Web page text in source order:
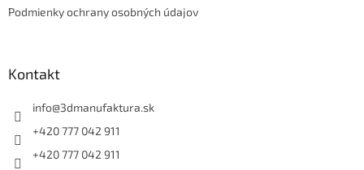
Podmienky ochrany osobných údajov
Kontakt
info@3dmanufaktura.sk
+420 777 042 911
+420 777 042 911